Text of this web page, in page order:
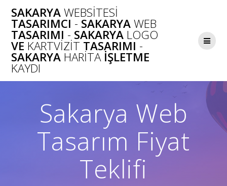
Skip
to
content
SAKARYAWEBSITESI
TASARIMCI - SAKARYAWEB
TASARIMI - SAKARYA LOGO
VE KARTVIZIT TASARIMI -
SAKARYA HARITAİŞLETME
KAYDI
Sakarya Web
Tasarım Fiyat
Teklifi